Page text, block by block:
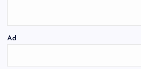
Ad